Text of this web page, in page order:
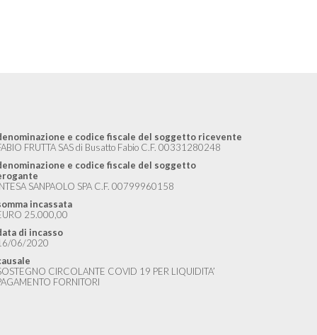
e codice fiscale del soggetto ricevente
FRUTTA SAS di Busatto Fabio C.F. 00331280248
e codice fiscale del soggetto
SANPAOLO SPA C.F. 00799960158
incassata
25.000,00
di incasso
06/2020
CIRCOLANTE COVID 19 PER LIQUIDITA’
FORNITORI